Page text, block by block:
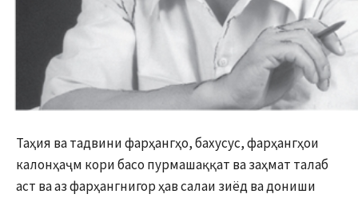
Таҳия ва тадвини фарҳангҳо, бахусус, фарҳангҳои
калонҳаҷм кори басо пурмашаққат ва заҳмат талаб
аст ва аз фарҳангнигор ҳав салаи зиёд ва дониши